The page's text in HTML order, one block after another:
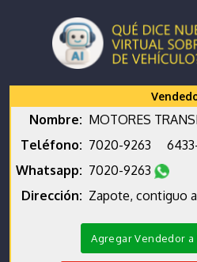
Nombre: MOTORES
Teléfono: 7020-9263
Whatsapp: 7020-9263
Dirección: Zapote, contiguo
Agregar Vendedor a